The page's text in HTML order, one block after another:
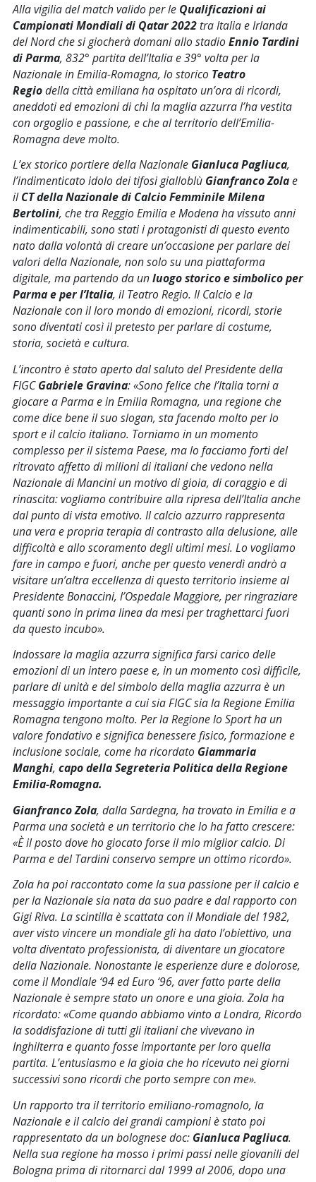
Alla vigilia del match valido per le Qualificazioni ai
Campionati Mondiali di Qatar 2022tra Italia e Irlanda
del Nord che si giocherà domani allo stadio Ennio Tardini
di Parma, 832° partita dell’Italia e 39° volta per la
Nazionale in Emilia-Romagna, lo storico Teatro
Regiodella città emiliana ha ospitato un’ora di ricordi,
aneddoti ed emozioni di chi la maglia azzurra l’ha vestita
con orgoglio e passione, e che al territorio dell’Emilia-
Romagna deve molto.
L’ex storico portiere della Nazionale Gianluca Pagliuca,
l’indimenticato idolo dei tifosi gialloblù Gianfranco Zolae
ilCT della Nazionale di Calcio Femminile Milena
Bertolini, che tra Reggio Emilia e Modena ha vissuto anni
indimenticabili, sono stati i protagonisti di questo evento
nato dalla volontà di creare un’occasione per parlare dei
valori della Nazionale, non solo su una piattaforma
digitale, ma partendo da unluogo storico e simbolico per
Parma e per l’Italia, il Teatro Regio. Il Calcio e la
Nazionale con il loro mondo di emozioni, ricordi, storie
sono diventati così il pretesto per parlare di costume,
storia, società e cultura.
L’incontro è stato aperto dal saluto del Presidente della
FIGCGabriele Gravina: «Sono felice che l’Italia torni a
giocare a Parma e in Emilia Romagna, una regione che
come dice bene il suo slogan, sta facendo molto per lo
sport e il calcio italiano. Torniamo in un momento
complesso per il sistema Paese, ma lo facciamo forti del
ritrovato affetto di milioni di italiani che vedono nella
Nazionale di Mancini un motivo di gioia, di coraggio e di
rinascita: vogliamo contribuire alla ripresa dell’Italia anche
dal punto di vista emotivo. Il calcio azzurro rappresenta
una vera e propria terapia di contrasto alla delusione, alle
difficoltà e allo scoramento degli ultimi mesi. Lo vogliamo
fare in campo e fuori, anche per questo venerdì andrò a
visitare un’altra eccellenza di questo territorio insieme al
Presidente Bonaccini, l’Ospedale Maggiore, per ringraziare
quanti sono in prima linea da mesi per traghettarci fuori
da questo incubo».
Indossare la maglia azzurra significa farsi carico delle
emozioni di un intero paese e, in un momento così difficile,
parlare di unità e del simbolo della maglia azzurra è un
messaggio importante a cui sia FIGC sia la Regione Emilia
Romagna tengono molto. Per la Regione lo Sport ha un
valore fondativo e significa benessere fisico, formazione e
inclusione sociale, come ha ricordato Giammaria
Manghi, capo della Segreteria Politica della Regione
Emilia-Romagna.
Gianfranco Zola, dalla Sardegna, ha trovato in Emilia e a
Parma una società e un territorio che lo ha fatto crescere:
«È il posto dove ho giocato forse il mio miglior calcio. Di
Parma e del Tardini conservo sempre un ottimo ricordo».
Zola ha poi raccontato come la sua passione per il calcio e
per la Nazionale sia nata da suo padre e dal rapporto con
Gigi Riva. La scintilla è scattata con il Mondiale del 1982,
aver visto vincere un mondiale gli ha dato l’obiettivo, una
volta diventato professionista, di diventare un giocatore
della Nazionale. Nonostante le esperienze dure e dolorose,
come il Mondiale ‘94 ed Euro ‘96, aver fatto parte della
Nazionale è sempre stato un onore e una gioia. Zola ha
ricordato: «Come quando abbiamo vinto a Londra, Ricordo
la soddisfazione di tutti gli italiani che vivevano in
Inghilterra e quanto fosse importante per loro quella
partita. L’entusiasmo e la gioia che ho ricevuto nei giorni
successivi sono ricordi che porto sempre con me».
Un rapporto tra il territorio emiliano-romagnolo, la
Nazionale e il calcio dei grandi campioni è stato poi
rappresentato da un bolognese doc: Gianluca Pagliuca.
Nella sua regione ha mosso i primi passi nelle giovanili del
Bologna prima di ritornarci dal 1999 al 2006, dopo una